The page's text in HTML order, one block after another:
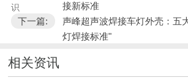
识
接新标准
下一篇:
声峰超声波焊接车灯外壳：五
灯焊接标准"
相关资讯